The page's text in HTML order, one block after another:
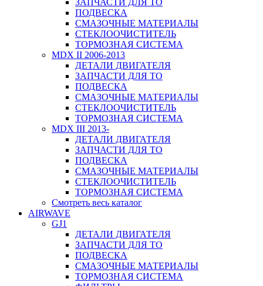
ЗАПЧАСТИ ДЛЯ ТО
ПОДВЕСКА
СМАЗОЧНЫЕ МАТЕРИАЛЫ
СТЕКЛООЧИСТИТЕЛЬ
ТОРМОЗНАЯ СИСТЕМА
MDX II 2006-2013
ДЕТАЛИ ДВИГАТЕЛЯ
ЗАПЧАСТИ ДЛЯ ТО
ПОДВЕСКА
СМАЗОЧНЫЕ МАТЕРИАЛЫ
СТЕКЛООЧИСТИТЕЛЬ
ТОРМОЗНАЯ СИСТЕМА
MDX III 2013-
ДЕТАЛИ ДВИГАТЕЛЯ
ЗАПЧАСТИ ДЛЯ ТО
ПОДВЕСКА
СМАЗОЧНЫЕ МАТЕРИАЛЫ
СТЕКЛООЧИСТИТЕЛЬ
ТОРМОЗНАЯ СИСТЕМА
Смотреть весь каталог
AIRWAVE
GJ1
ДЕТАЛИ ДВИГАТЕЛЯ
ЗАПЧАСТИ ДЛЯ ТО
ПОДВЕСКА
СМАЗОЧНЫЕ МАТЕРИАЛЫ
ТОРМОЗНАЯ СИСТЕМА